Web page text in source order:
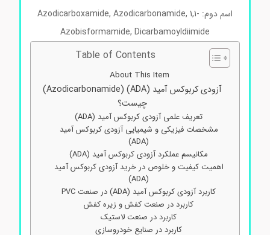
اسم دوم: Azodicarboxamide, Azodicarbonamide, 1,1-
Azobisformamide, Dicarbamoyldiimide
Table of Contents
About This Item
آزودی‌ کربوکس آمید (ADA) (Azodicarbonamide)
چیست؟
تعریف علمی آزودی‌ کربوکس آمید (ADA)
مشخصات فیزیکی و شیمیایی آزودی‌ کربوکس آمید
مکانیسم عملکرد آزودی‌ کربوکس آمید (ADA)
اهمیت کیفیت و خلوص در خرید آزودی‌ کربوکس آمید
کاربرد آزودی‌ کربوکس آمید (ADA) در صنعت PVC
کاربرد در صنعت کفش و زیره کفش
کاربرد در صنعت لاستیک
کاربرد در صنایع خودروسازی